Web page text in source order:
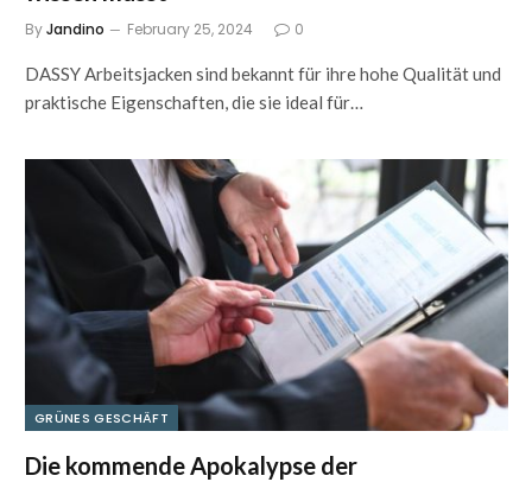
ByJandino February 25, 2024 0
DASSY Arbeitsjacken sind bekannt für ihre hohe Qualität und
praktische Eigenschaften, die sie ideal für…
GRÜNES GESCHÄFT
Die kommende Apokalypse der